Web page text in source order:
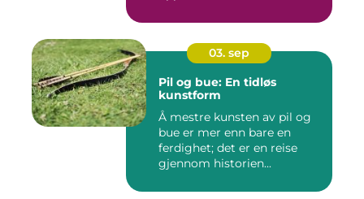
03. sep
Pil og bue: En tidløs
kunstform
Å mestre kunsten av pil og
bue er mer enn bare en
ferdighet; det er en reise
gjennom historien...